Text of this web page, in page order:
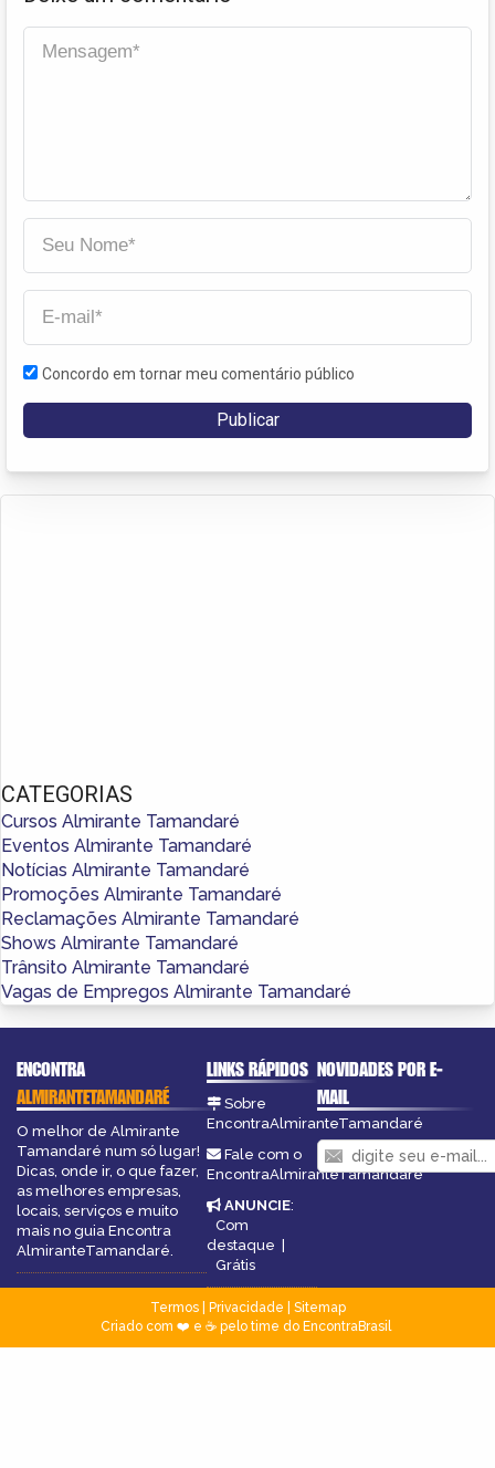
Concordo em tornar meu comentário público
CATEGORIAS
Cursos Almirante Tamandaré
Eventos Almirante Tamandaré
Notícias Almirante Tamandaré
Promoções Almirante Tamandaré
Reclamações Almirante Tamandaré
Shows Almirante Tamandaré
Trânsito Almirante Tamandaré
Vagas de Empregos Almirante Tamandaré
ENCONTRA
ALMIRANTETAMANDARÉ
O melhor de Almirante
Tamandaré num só lugar!
Dicas, onde ir, o que fazer,
as melhores empresas,
locais, serviços e muito
mais no guia Encontra
AlmiranteTamandaré.
LINKS RÁPIDOS
Sobre
EncontraAlmiranteTamandaré
Fale com o
EncontraAlmiranteTamandaré
ANUNCIE:
Com
destaque
Grátis
NOVIDADES POR E-
MAIL
Termos| Privacidade
Sitemap
Criado com ❤️ e ☕ pelo time do EncontraBrasil